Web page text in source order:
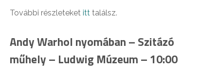
További részleteket itt találsz.
Andy Warhol nyomában – Szitázó
műhely – Ludwig Múzeum – 10:00